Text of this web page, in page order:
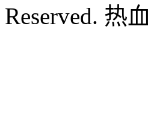
Reserved. 热